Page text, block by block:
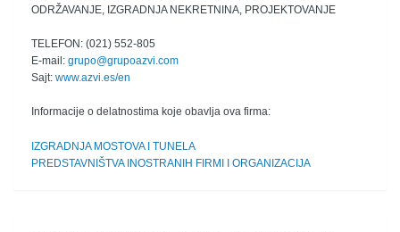
ODRŽAVANJE, IZGRADNJA NEKRETNINA, PROJEKTOVANJE
TELEFON: (021) 552-805
E-mail: grupo@grupoazvi.com
Sajt: www.azvi.es/en
Informacije o delatnostima koje obavlja ova firma:
IZGRADNJA MOSTOVA I TUNELA
PREDSTAVNIŠTVA INOSTRANIH FIRMI I ORGANIZACIJA